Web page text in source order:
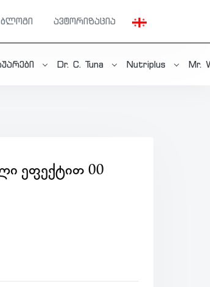
ბლოგი ავტორიზაცია
Dr. C. Tuna Nutriplus Mr.
ᲔᲤᲔᲥᲢᲘᲗ 00